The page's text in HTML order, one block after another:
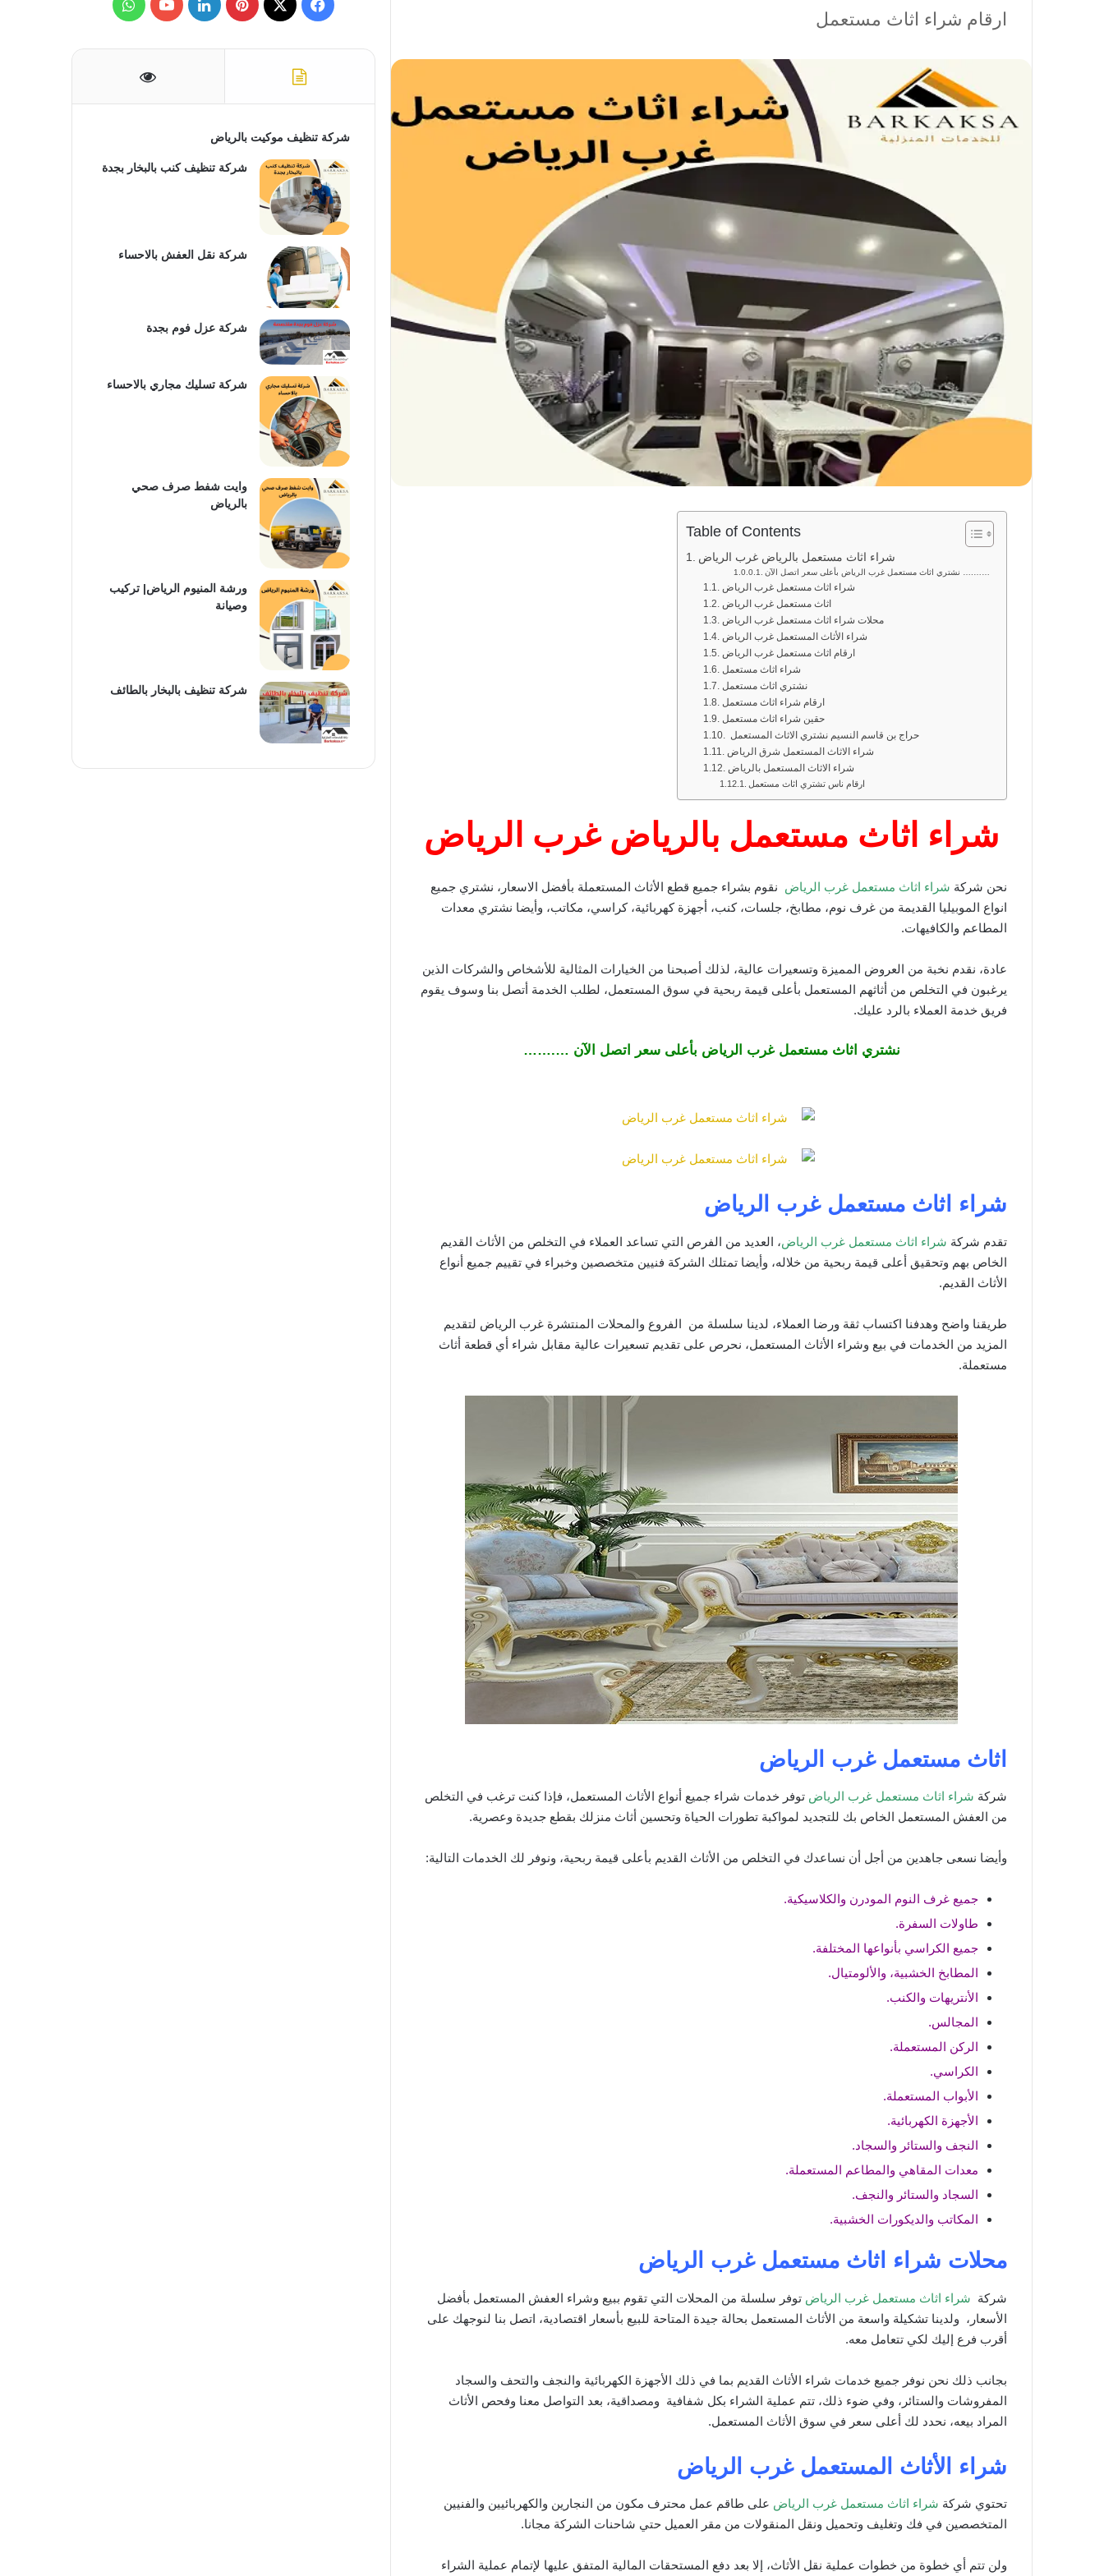
ارقام شراء اثاث مستعمل
Table of Contents
شراء اثاث مستعمل بالرياض غرب الرياض
شراء اثاث مستعمل غرب الرياض
اثاث مستعمل غرب الرياض
محلات شراء اثاث مستعمل غرب الرياض
شراء الأثاث المستعمل غرب الرياض
نشتري اثاث مستعمل
حقين شراء اثاث مستعمل
حراج بن قاسم النسيم نشتري الاثاث المستعمل
شراء الاثاث المستعمل شرق الرياض
شراء الاثاث المستعمل بالرياض
ارقام ناس تشتري اثاث مستعمل
شراء اثاث مستعمل بالرياض غرب الرياض
نحن شركة شراء اثاث مستعمل غرب الرياض نقوم بشراء جميع قطع الأثاث المستعملة بأفضل الاسعار، نشتري جميع
انواع الموبيليا القديمة من غرف نوم، مطابخ، جلسات، كنب، أجهزة كهربائية، كراسي، مكاتب، وأيضا نشتري معدات
المطاعم والكافيهات.
عادة، نقدم نخبة من العروض المميزة وتسعيرات عالية، لذلك أصبحنا من الخيارات المثالية للأشخاص والشركات الذين
يرغبون في التخلص من أثاثهم المستعمل بأعلى قيمة ربحية في سوق المستعمل، لطلب الخدمة أتصل بنا وسوف يقوم
فريق خدمة العملاء بالرد عليك.
نشتري اثاث مستعمل غرب الرياض بأعلى سعر اتصل الآن ….……
شراء اثاث مستعمل غرب الرياض
تقدم شركة شراء اثاث مستعمل غرب الرياض، العديد من الفرص التي تساعد العملاء في التخلص من الأثاث القديم
الخاص بهم وتحقيق أعلى قيمة ربحية من خلاله، وأيضا تمتلك الشركة فنيين متخصصين وخبراء في تقييم جميع أنواع
الأثاث القديم.
طريقنا واضح وهدفنا اكتساب ثقة ورضا العملاء، لدينا سلسلة من الفروع والمحلات المنتشرة غرب الرياض لتقديم
المزيد من الخدمات في بيع وشراء الأثاث المستعمل، نحرص على تقديم تسعيرات عالية مقابل شراء أي قطعة أثاث
مستعملة.
اثاث مستعمل غرب الرياض
شركة شراء اثاث مستعمل غرب الرياض توفر خدمات شراء جميع أنواع الأثاث المستعمل، فإذا كنت ترغب في التخلص
من العفش المستعمل الخاص بك للتجديد لمواكبة تطورات الحياة وتحسين أثاث منزلك بقطع جديدة وعصرية.
وأيضا نسعى جاهدين من أجل أن نساعدك في التخلص من الأثاث القديم بأعلى قيمة ربحية، ونوفر لك الخدمات التالية:
جميع غرف النوم المودرن والكلاسيكية.
طاولات السفرة.
جميع الكراسي بأنواعها المختلفة.
المطابخ الخشبية، والألومتيال.
الأنتريهات والكنب.
المجالس.
الركن المستعملة.
الكراسي.
الأبواب المستعملة.
الأجهزة الكهربائية.
النجف والستائر والسجاد.
معدات المقاهي والمطاعم المستعملة.
السجاد والستائر والنجف.
المكاتب والديكورات الخشبية.
محلات شراء اثاث مستعمل غرب الرياض
شركة شراء اثاث مستعمل غرب الرياض توفر سلسلة من المحلات التي تقوم ببيع وشراء العفش المستعمل بأفضل
الأسعار، ولدينا تشكيلة واسعة من الأثاث المستعمل بحالة جيدة المتاحة للبيع بأسعار اقتصادية، اتصل بنا لنوجهك على
أقرب فرع إليك لكي تتعامل معه.
بجانب ذلك نحن نوفر جميع خدمات شراء الأثاث القديم بما في ذلك الأجهزة الكهربائية والنجف والتحف والسجاد
المفروشات والستائر، وفي ضوء ذلك، تتم عملية الشراء بكل شفافية ومصداقية، بعد التواصل معنا وفحص الأثاث
المراد بيعه، نحدد لك أعلى سعر في سوق الأثاث المستعمل.
شراء الأثاث المستعمل غرب الرياض
تحتوي شركة شراء اثاث مستعمل غرب الرياض على طاقم عمل محترف مكون من النجارين والكهربائيين والفنيين
المتخصصين في فك وتغليف وتحميل ونقل المنقولات من مقر العميل حتي شاحنات الشركة مجانا.
ولن تتم أي خطوة من خطوات عملية نقل الأثاث، إلا بعد دفع المستحقات المالية المتفق عليها لإتمام عملية الشراء
ن
ف
س
ب
و
ك
ب
ت
ي
ر
ل
ك
إ
o
u
u
و
س
ب
شركة تنظيف موكيت بالرياض
شركة تنظيف كنب بالبخار بجدة
شركة نقل العفش بالاحساء
شركة عزل فوم بجدة
شركة تسليك مجاري بالاحساء
وايت شفط صرف صحي
بالرياض
ورشة المنيوم الرياض| تركيب
وصيانة
شركة تنظيف بالبخار بالطائف